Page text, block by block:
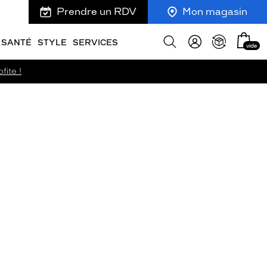
Prendre un RDV Mon magasin
SANTÉ STYLE SERVICES
Afficher
Mon
panier
vide
!